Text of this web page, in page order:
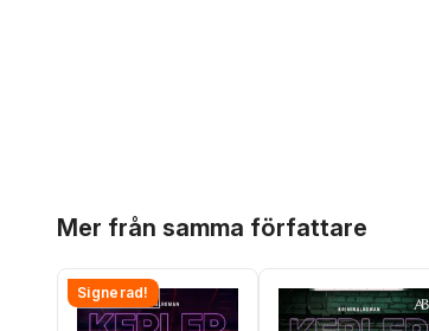
Mer från samma författare
Signerad!